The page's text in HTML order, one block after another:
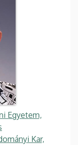
Egyetem,
Kar,